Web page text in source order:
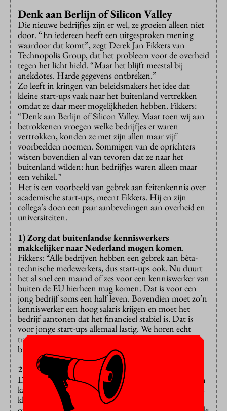
Denk aan Berlijn of Silicon Valley
Die nieuwe bedrijfjes zijn er wel, ze groeien alleen niet
door. “En iedereen heeft een uitgesproken mening
waardoor dat komt”, zegt Derek Jan Fikkers van
Technopolis Group, dat het probleem voor de overheid
tegen het licht hield. “Maar het blijft meestal bij
anekdotes. Harde gegevens ontbreken.”
Zo leeft in kringen van beleidsmakers het idee dat
kleine start-ups vaak naar het buitenland vertrekken
omdat ze daar meer mogelijkheden hebben. Fikkers:
“Denk aan Berlijn of Silicon Valley. Maar toen wij aan
betrokkenen vroegen welke bedrijfjes er waren
vertrokken, konden ze met zijn allen maar vijf
voorbeelden noemen. Sommigen van de oprichters
wisten bovendien al van tevoren dat ze naar het
buitenland wilden: hun bedrijfjes waren alleen maar
een vehikel.”
Het is een voorbeeld van gebrek aan feitenkennis over
academische start-ups, meent Fikkers. Hij en zijn
collega’s doen een paar aanbevelingen aan overheid en
universiteiten.
1)Zorg dat buitenlandse kenniswerkers
makkelijker naar Nederland mogen komen.
Fikkers: “Alle bedrijven hebben een gebrek aan bèta-
technische medewerkers, dus start-ups ook. Nu duurt
het al snel een maand of zes voor een kenniswerker van
buiten de EU hierheen mag komen. Dat is voor een
jong bedrijf soms een half leven. Bovendien moet zo’n
kenniswerker een hoog salaris krijgen en moet het
bedrijf aantonen dat het financieel stabiel is. Dat is
voor jonge start-ups allemaal lastig. We horen echt
tranentrekkende verhalen van bedrijfjes die door de
bureaucratische molen van de IND heen moeten.”
2)
Geef beter les in ondernemerschap
Delft zijn er wel goed in, maar door de bank genomen
kan het echt een slag beter”, aldus Fikkers. “Financiers
klagen over de ondernemersvaardigheden van